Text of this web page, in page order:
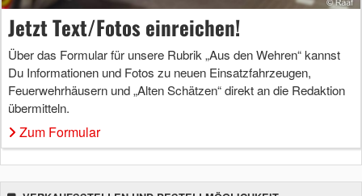
Jetzt Text/Fotos einreichen!
Über das Formular für unsere Rubrik „Aus den Wehren“ kannst
Du Informationen und Fotos zu neuen Einsatzfahrzeugen,
Feuerwehrhäusern und „Alten Schätzen“ direkt an die Redaktion
übermitteln.
Zum Formular